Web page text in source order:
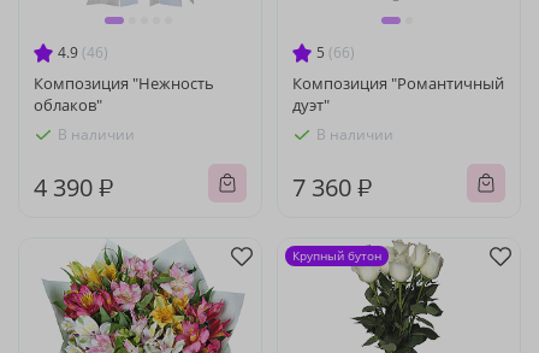
4.9 (46)
Композиция "Нежность
облаков"
В наличии
4 390 ₽
5 (66)
Композиция "Романтичный
дуэт"
В наличии
7 360 ₽
Крупный бутон